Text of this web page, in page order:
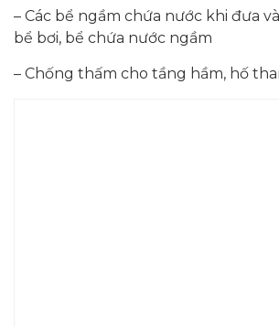
– Các bể ngầm chứa nước khi đưa
bể bơi, bể chứa nước ngầm
– Chống thấm cho tầng hầm, hố